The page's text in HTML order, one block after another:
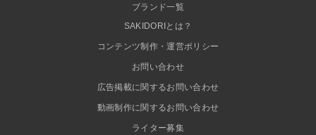
ブランド一覧
SAKIDORIとは？
コンテンツ制作・運営ポリシー
お問い合わせ
広告掲載に関するお問い合わせ
動画制作に関するお問い合わせ
ライター募集